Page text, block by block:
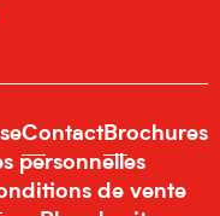
ContactBrochures
personnelles
de vente